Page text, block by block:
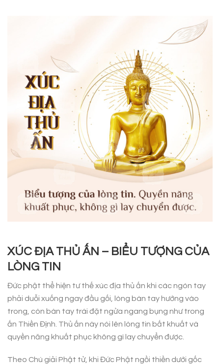
XÚC ĐỊA THỦ ẤN – BIỂU TƯỢNG CỦA
LÒNG TIN
Đức phật thể hiện tư thế xúc địa thủ ấn khi các ngón tay
phải duỗi xuống ngay đầu gối, lòng bàn tay hướng vào
trong, còn bàn tay trái đặt ngửa ngang bụng như trong
ấn Thiền Định. Thủ ấn này nói lên lòng tin bất khuất và
quyền năng khuất phục không gì lay chuyển được.
Theo Chú giải Phật tử, khi Đức Phật ngồi thiền dưới gốc